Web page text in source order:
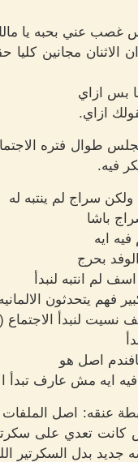
غصب عني بحبه يا
الاثنان مجانين
بس ازاي
ازاي.
طوال فتره
فيه.
سراج لم ينتبه له
باشا
فيه ايه
بحرج
لم انتبه لنبدأ
فهم يتحدثون
لنبدأ الاجتماع
اصل هو
ايه مش عارف تبدأ
عنقه: اصل الملفات
تعدي على
بدل السكرتير